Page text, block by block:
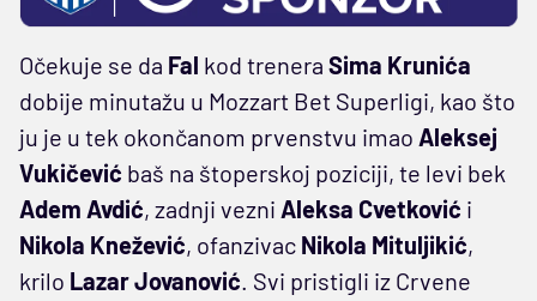
Očekuje se da Fal kod trenera Sima Krunića
dobije minutažu u Mozzart Bet Superligi, kao što
ju je u tek okončanom prvenstvu imao Aleksej
Vukičević baš na štoperskoj poziciji, te levi bek
Adem Avdić, zadnji vezni Aleksa Cvetković i
Nikola Knežević, ofanzivac Nikola Mituljikić,
krilo Lazar Jovanović. Svi pristigli iz Crvene